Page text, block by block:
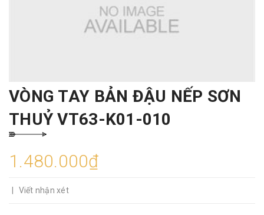
VÒNG TAY BẢN ĐẬU NẾP SƠN
THUỶ VT63-K01-010
1.480.000₫
Viết nhận xét